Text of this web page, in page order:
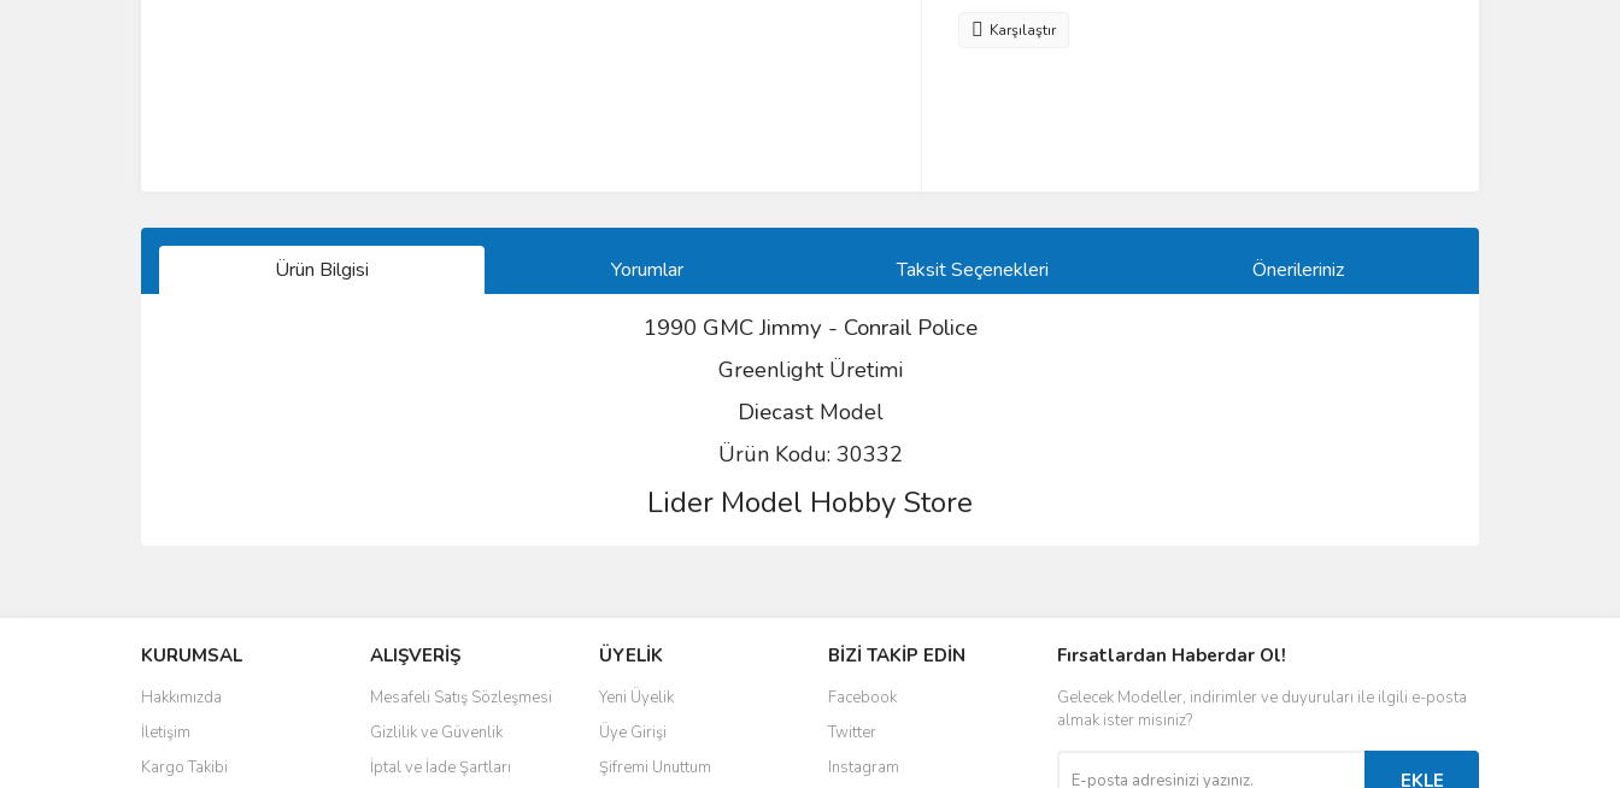
Karşılaştır
Ürün Bilgisi Yorumlar Taksit Seçenekleri Önerileriniz
1990 GMC Jimmy - Conrail Police
Greenlight Üretimi
Diecast Model
Ürün Kodu: 30332
Lider Model Hobby Store
Ürün resmi kalitesiz, bozuk veya görüntülenemiyor.
Ürün açıklamasında eksik bilgiler bulunuyor.
Ürün bilgilerinde hatalar bulunuyor.
Ürün fiyatı diğer sitelerden daha pahalı.
KURUMSAL
Hakkımızda
İletişim
Kargo Takibi
ALIŞVERİŞ
Mesafeli Satış Sözleşmesi
Gizlilik ve Güvenlik
İptal ve İade Şartları
ÜYELİK
Yeni Üyelik
Üye Girişi
Şifremi Unuttum
BİZİ TAKİP EDİN
Facebook
Twitter
Instagram
Fırsatlardan Haberdar Ol!
Gelecek Modeller, indirimler ve duyuruları ile ilgili e-posta
almak ister misiniz?
EKLE